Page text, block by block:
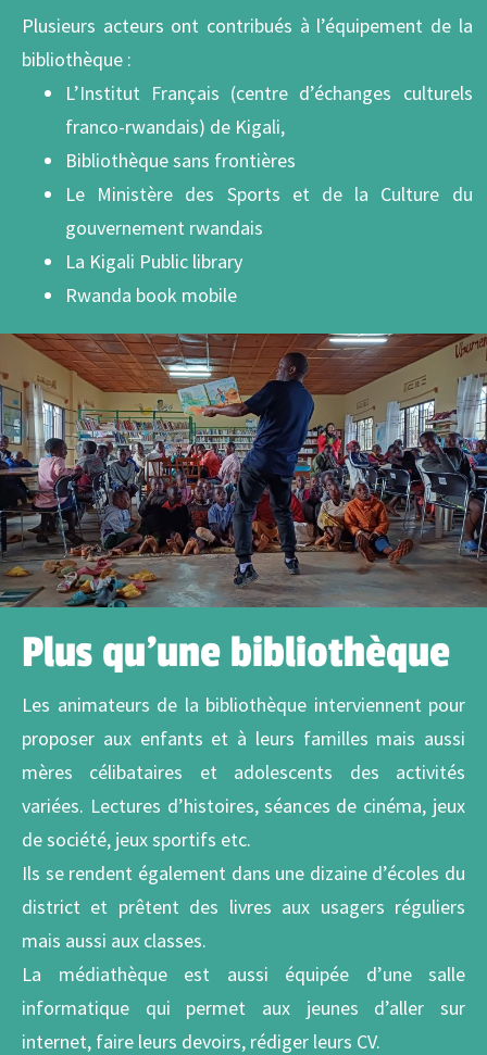
Plusieurs acteurs ont contribués à l’équipement de la
bibliothèque :
L’Institut Français (centre d’échanges culturels
franco-rwandais) de Kigali,
Bibliothèque sans frontières
Le Ministère des Sports et de la Culture du
gouvernement rwandais
La Kigali Public library
Rwanda book mobile
Plus qu'une bibliothèque
Les animateurs de la bibliothèque interviennent pour
proposer aux enfants et à leurs familles mais aussi
mères célibataires et adolescents des activités
variées. Lectures d’histoires, séances de cinéma, jeux
de société, jeux sportifs etc.
Ils se rendent également dans une dizaine d’écoles du
district et prêtent des livres aux usagers réguliers
mais aussi aux classes.
La médiathèque est aussi équipée d’une salle
informatique qui permet aux jeunes d’aller sur
internet, faire leurs devoirs, rédiger leurs CV.